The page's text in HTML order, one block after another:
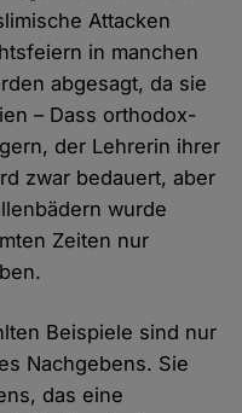
Attacken
in manchen
abgesagt, da sie
– Dass orthodox-
der Lehrerin ihrer
zwar bedauert, aber
wurde
Zeiten nur
Beispiele sind nur
Nachgebens. Sie
das eine